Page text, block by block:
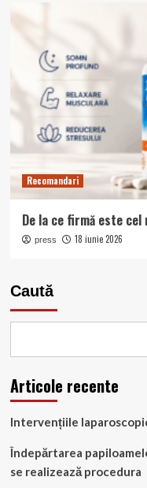
Recomandari
De la ce firmă este cel
press 18 iunie 2026
Caută
Articole recente
Intervențiile
Îndepărtarea
se realizează procedura